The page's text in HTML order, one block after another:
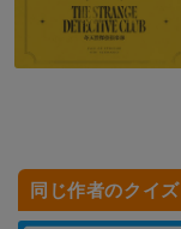
同じ作者のクイズ